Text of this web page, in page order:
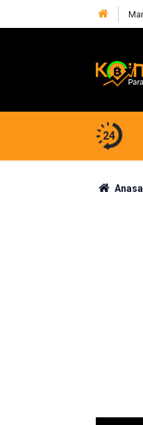
24
SOL Arzını Sert Şekilde